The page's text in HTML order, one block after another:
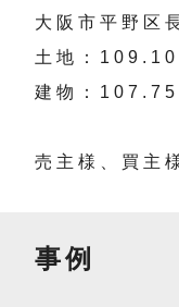
大阪市平野区
土地：109.10
建物：107.75
売主様、買主
事例